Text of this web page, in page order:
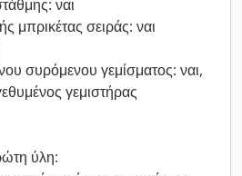
ναι
μπρικέτας σειράς: ναι
συρόμενου γεμίσματος: ναι,
γεμιστήρας
ύλη: